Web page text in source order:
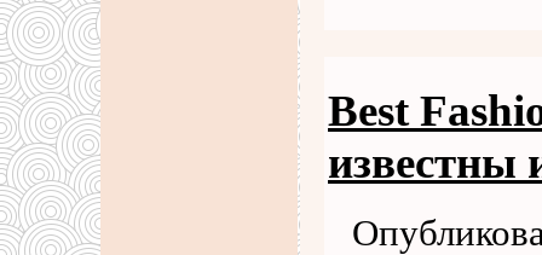
Best
известны